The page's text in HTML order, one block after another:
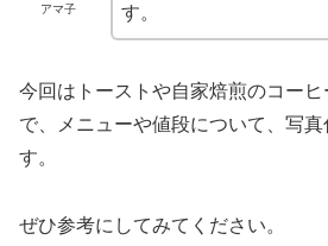
アマ子
す。
今回はトーストや自家焙煎のコー
で、メニューや値段について、写真
す。
ぜひ参考にしてみてください。